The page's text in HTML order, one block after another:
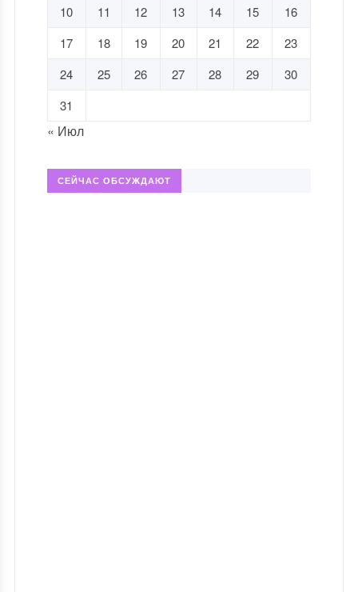
10
11 12 13 14 15
16
17
18 19 20 21 22
23
24
25 26 27 28 29
30
31
« Июл
СЕЙЧАС ОБСУЖДАЮТ